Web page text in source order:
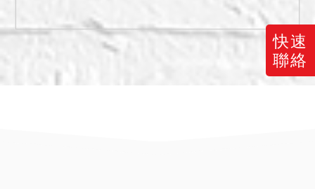
快速
聯絡
圖判斷其上有無建物占用。
本件拍賣之358、359地號土
地為71使字第638號使用執
照(70建字第1228號建造執
照)之建築基地(含法定空